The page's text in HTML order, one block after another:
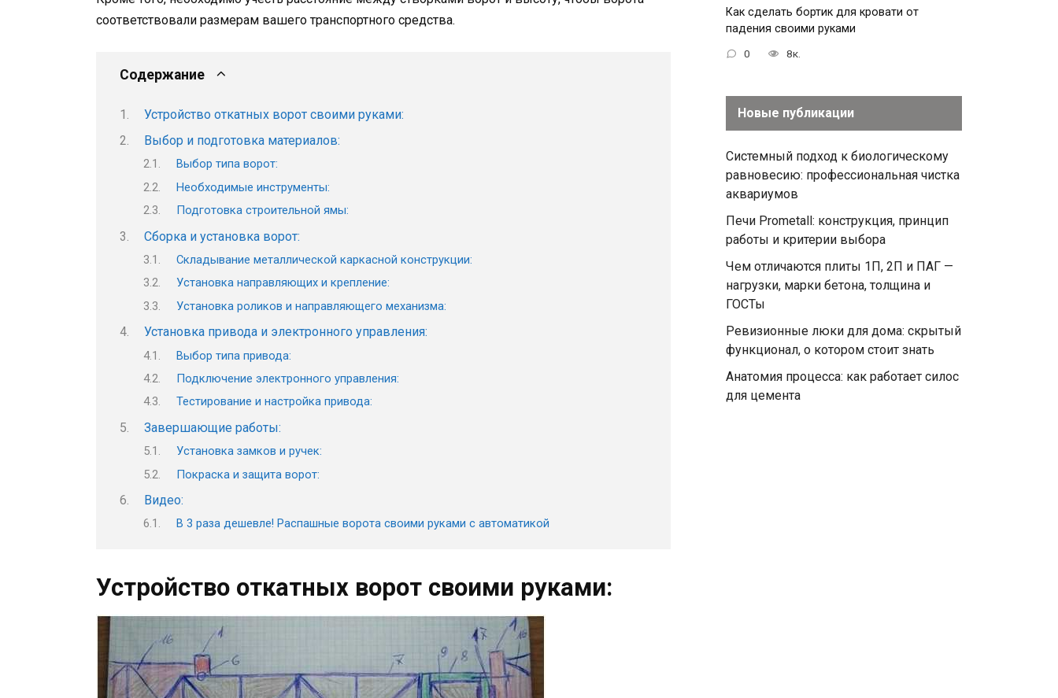
соответствовали размерам вашего транспортного средства.
Содержание
Устройство откатных ворот своими руками:
Выбор и подготовка материалов:
Выбор типа ворот:
Необходимые инструменты:
Подготовка строительной ямы:
Сборка и установка ворот:
Складывание металлической каркасной конструкции:
Установка направляющих и крепление:
Установка роликов и направляющего механизма:
Установка привода и электронного управления:
Выбор типа привода:
Подключение электронного управления:
Тестирование и настройка привода:
Завершающие работы:
Установка замков и ручек:
Покраска и защита ворот:
Видео:
В 3 раза дешевле! Распашные ворота своими руками с автоматикой
Устройство откатных ворот своими руками:
Как сделать бортик для кровати от
падения своими руками
0 8к.
Новые публикации
Системный подход к биологическому
равновесию: профессиональная чистка
аквариумов
Печи Prometall: конструкция, принцип
работы и критерии выбора
Чем отличаются плиты 1П, 2П и ПАГ —
нагрузки, марки бетона, толщина и
ГОСТы
Ревизионные люки для дома: скрытый
функционал, о котором стоит знать
Анатомия процесса: как работает силос
для цемента